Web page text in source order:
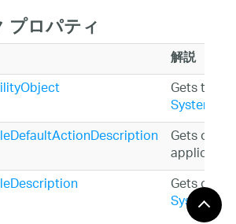
プロパティ
解説
Gets the
Gets or
Gets or